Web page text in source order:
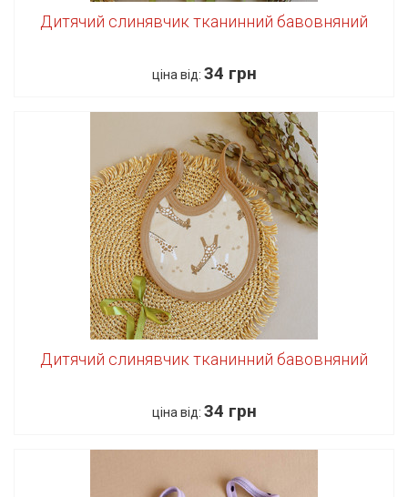
Дитячий слинявчик тканинний бавовняний
ціна від: 34 грн
Дитячий слинявчик тканинний бавовняний
ціна від: 34 грн